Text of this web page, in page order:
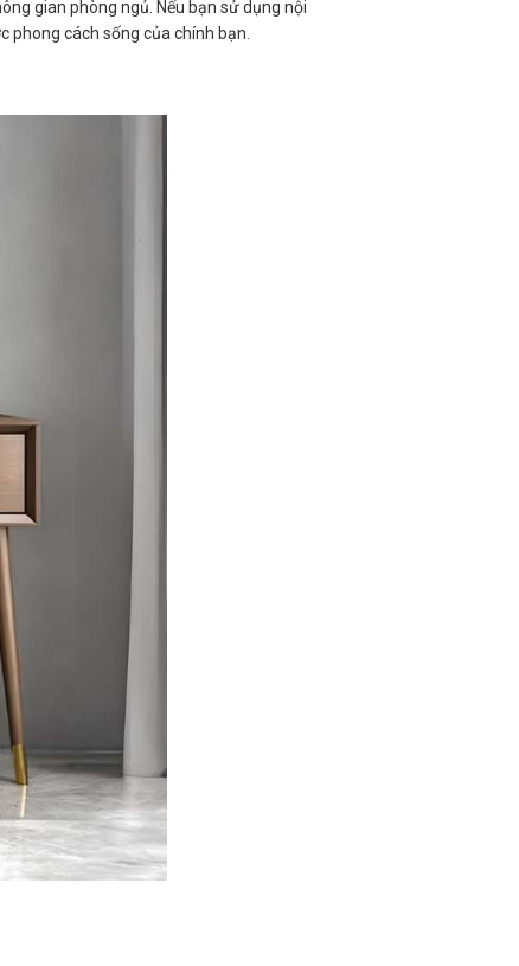
gian phòng ngủ. Nếu bạn sử dụng nội
cách sống của chính bạn.